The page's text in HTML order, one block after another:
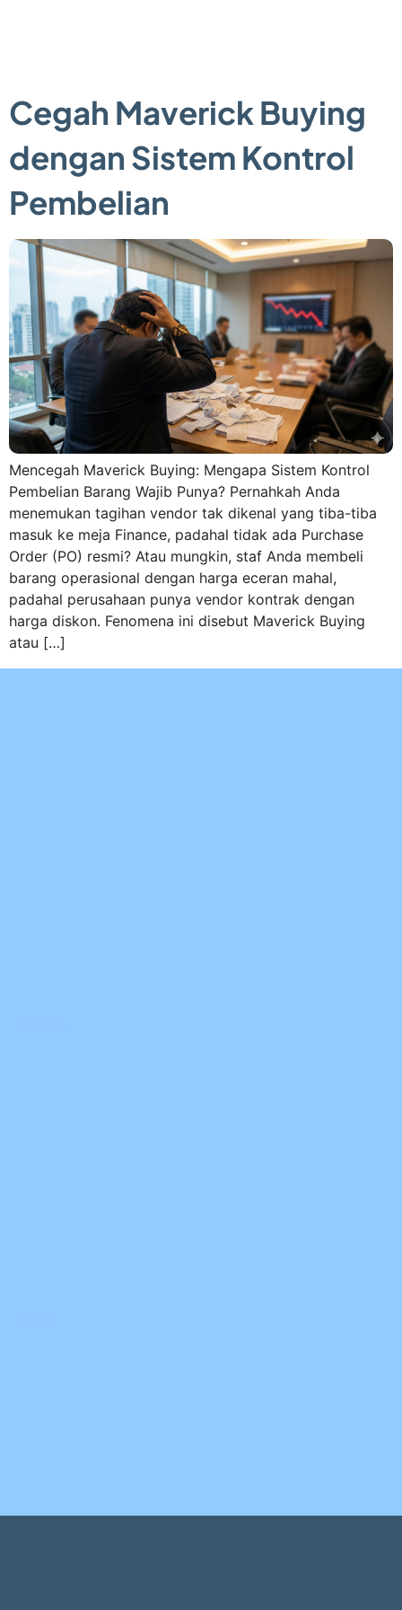
Cegah Maverick Buying
dengan Sistem Kontrol
Pembelian
Mencegah Maverick Buying: Mengapa Sistem Kontrol
Pembelian Barang Wajib Punya? Pernahkah Anda
menemukan tagihan vendor tak dikenal yang tiba-tiba
masuk ke meja Finance, padahal tidak ada Purchase
Order (PO) resmi? Atau mungkin, staf Anda membeli
barang operasional dengan harga eceran mahal,
padahal perusahaan punya vendor kontrak dengan
harga diskon. Fenomena ini disebut Maverick Buying
atau […]